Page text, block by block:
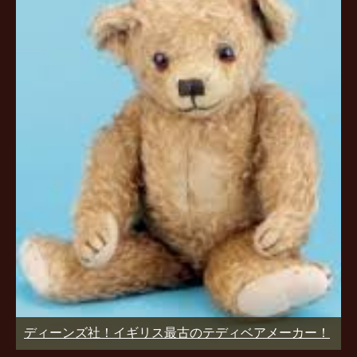
ディーンズ社！イギリス最古のテディベアメーカー！